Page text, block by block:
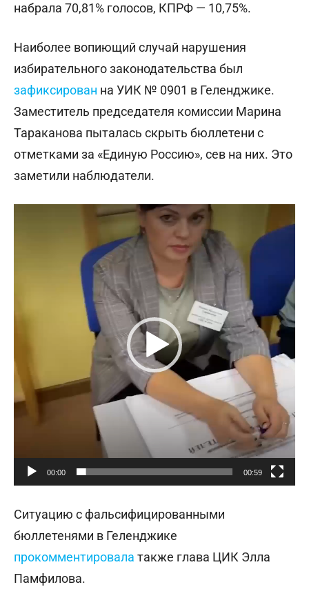
набрала 70,81% голосов, КПРФ — 10,75%.
Наиболее вопиющий случай нарушения
избирательного законодательства был
зафиксирован на УИК № 0901 в Геленджике.
Заместитель председателя комиссии Марина
Тараканова пыталась скрыть бюллетени с
отметками за «Единую Россию», сев на них. Это
заметили наблюдатели.
00:00 00:59
Ситуацию с фальсифицированными
бюллетенями в Геленджике
прокомментировала также глава ЦИК Элла
Памфилова.